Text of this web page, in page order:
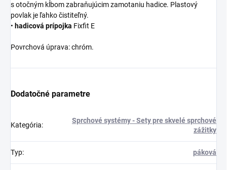
s otočným kĺbom zabraňujúcim zamotaniu hadice. Plastový
povlak je ľahko čistiteľný.
• hadicová prípojka Fixfit E
Povrchová úprava: chróm.
Dodatočné parametre
Kategória:
Sprchové systémy - Sety pre skvelé sprchové
zážitky
Typ: páková